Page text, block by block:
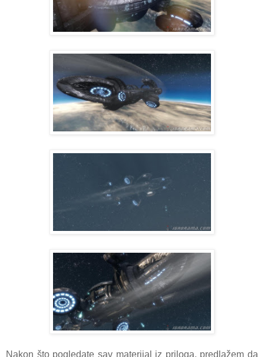
Nakon što pogledate sav materijal iz priloga, predlažem da